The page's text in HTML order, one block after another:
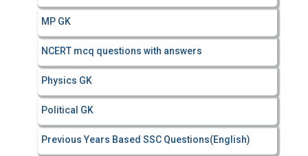
MP GK
NCERT mcq questions with answers
Physics GK
Political GK
Previous Years Based SSC Questions(English)